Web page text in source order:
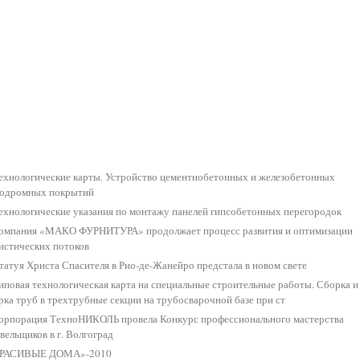
карты. Устройство цементнобетонных и железобетонных
покрытий
указания по монтажу панелей гипсобетонных перегородок
«МАКО ФУРНИТУРА» продолжает процесс развития и оптимизации
потоков
Христа Спасителя в Рио-де-Жанейро предстала в новом свете
технологическая карта на специальные строительные работы. Сборка и
труб в трехтрубные секции на трубосварочной базе при ст
ТехноНИКОЛЬ провела Конкурс профессионального мастерства
в г. Волгоград
ДОМА»-2010